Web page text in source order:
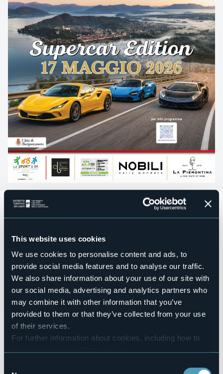
This website uses cookies
We use cookies to personalise content and ads, to
provide social media features and to analyse our traffic.
We also share information about your use of our site with
our social media, advertising and analytics partners who
may combine it with other information that you’ve
provided to them or that they’ve collected from your use
of their services.
For further information about cookies, including how to
Domenica 17 maggio 2026
tra Lago Maggiore e Lago
d’Orta si terrà l'evento automobilisticoGentlemen’s
L’iniziativa nasce come evento senza scopo di lucro, con
l’obiettivo di valorizzare e promuovere il territorio
attraverso un’esperienza elegante e selezionata, che
unisce passione per le auto sportive e scoperta delle
eccellenze locali. L’evento coinvolgerà circa 35 equipaggi
selezionati di Supercar e si svilupperà lungo un percorso
panoramico, che toccherà alcune delle località più
rappresentative del territorio.
Programma della giornata:
- Ritrovo e colazione a Borgomanero presso Pasticceria
Mainelli - Partenza in direzione Mottarone con percorso